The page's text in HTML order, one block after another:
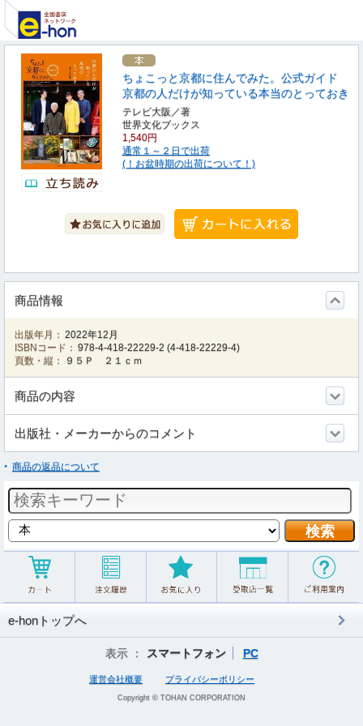
ちょこっと京都に住んでみた。公式ガイド
京都の人だけが知っている本当のとっておき
テレビ大阪／著
世界文化ブックス
1,540円
通常１～２日で出荷
(！お盆時期の出荷について！)
商品情報
出版年月： 2022年12月
ISBNコード： 978-4-418-22229-2 (4-418-22229-4)
頁数・縦：
９５Ｐ ２１ｃｍ
商品の内容
出版社・メーカーからのコメント
商品の返品について
e-honトップへ
表示 ： スマートフォン PC
運営会社概要 プライバシーポリシー
Copyright © TOHAN CORPORATION